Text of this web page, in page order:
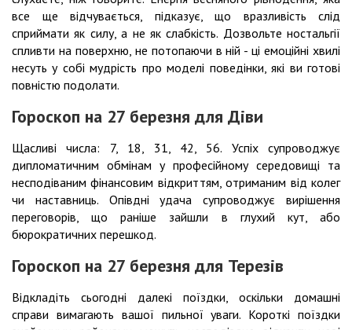
все ще відчувається, підказує, що вразливість слід
сприймати як силу, а не як слабкість. Дозвольте ностальгії
спливти на поверхню, не потопаючи в ній - ці емоційні хвилі
несуть у собі мудрість про моделі поведінки, які ви готові
повністю подолати.
Гороскоп на 27 березня для Діви
Щасливі числа: 7, 18, 31, 42, 56. Успіх супроводжує
дипломатичним обмінам у професійному середовищі та
несподіваним фінансовим відкриттям, отриманим від колег
чи наставниць. Опівдні удача супроводжує вирішення
переговорів, що раніше зайшли в глухий кут, або
бюрократичних перешкод.
Гороскоп на 27 березня для Терезів
Відкладіть сьогодні далекі поїздки, оскільки домашні
справи вимагають вашої пильної уваги. Короткі поїздки